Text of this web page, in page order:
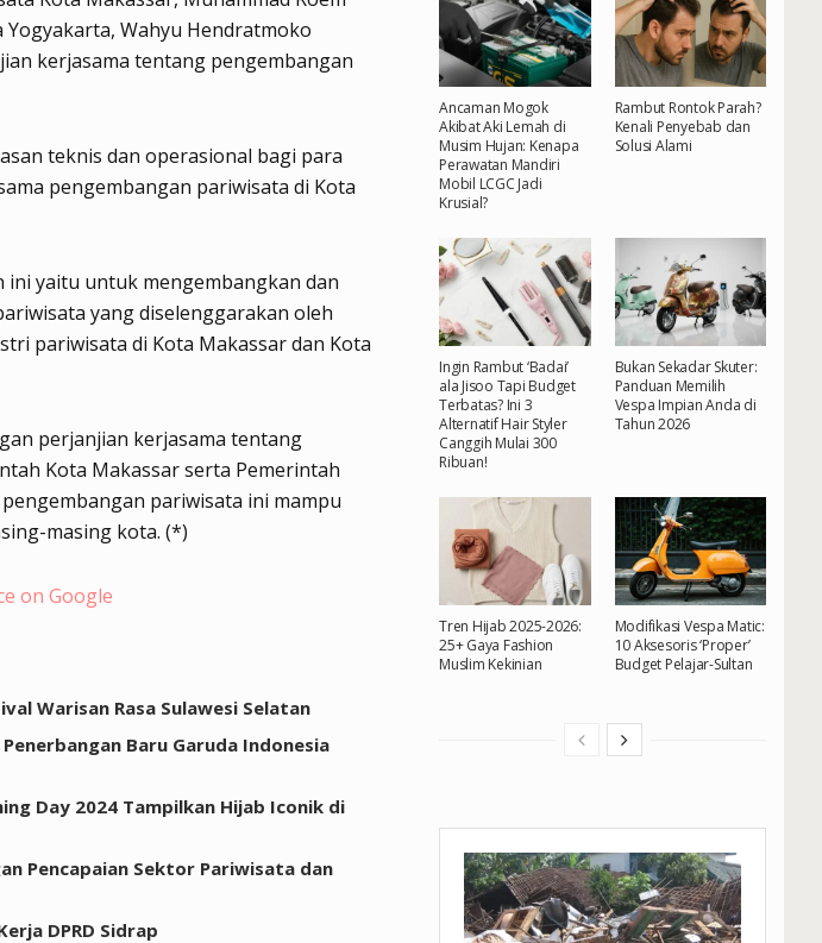
Yogyakarta, Wahyu Hendratmoko
kerjasama tentang pengembangan
teknis dan operasional bagi para
pengembangan pariwisata di Kota
yaitu untuk mengembangkan dan
yang diselenggarakan oleh
pariwisata di Kota Makassar dan Kota
perjanjian kerjasama tentang
Kota Makassar serta Pemerintah
pariwisata ini mampu
masing kota. (*)
on Google
Warisan Rasa Sulawesi Selatan
Baru Garuda Indonesia
Day 2024 Tampilkan Hijab Iconik di
Pencapaian Sektor Pariwisata dan
DPRD Sidrap
Ancaman Mogok
Akibat Aki Lemah di
Musim Hujan: Kenapa
Perawatan Mandiri
Mobil LCGC Jadi
Krusial?
Rambut Rontok Parah?
Kenali Penyebab dan
Solusi Alami
Ingin Rambut ‘Badai’
ala Jisoo Tapi Budget
Terbatas? Ini 3
Alternatif Hair Styler
Canggih Mulai 300
Ribuan!
Bukan Sekadar Skuter:
Panduan Memilih
Vespa Impian Anda di
Tahun 2026
Tren Hijab 2025-2026:
25+ Gaya Fashion
Muslim Kekinian
Modifikasi Vespa Matic:
10 Aksesoris ‘Proper’
Budget Pelajar-Sultan